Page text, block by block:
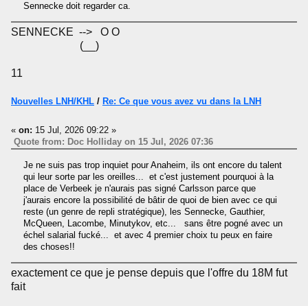
Sennecke doit regarder ca.
SENNECKE --> O O
(__)
11
Nouvelles LNH/KHL / Re: Ce que vous avez vu dans la LNH
« on: 15 Jul, 2026 09:22 »
Quote from: Doc Holliday on 15 Jul, 2026 07:36
Je ne suis pas trop inquiet pour Anaheim, ils ont encore du talent
qui leur sorte par les oreilles... et c'est justement pourquoi à la
place de Verbeek je n'aurais pas signé Carlsson parce que
j'aurais encore la possibilité de bâtir de quoi de bien avec ce qui
reste (un genre de repli stratégique), les Sennecke, Gauthier,
McQueen, Lacombe, Minutykov, etc... sans être pogné avec un
échel salarial fucké... et avec 4 premier choix tu peux en faire
des choses!!
exactement ce que je pense depuis que l'offre du 18M fut
fait